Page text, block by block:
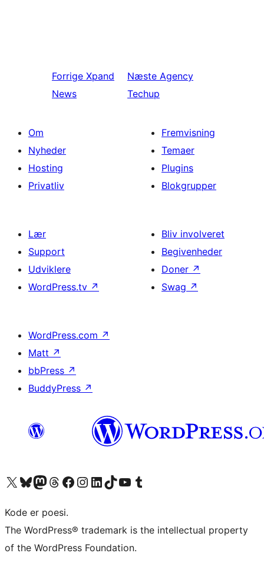
Forrige Xpand
News
Næste Agency
Techup
Om
Nyheder
Hosting
Privatliv
Fremvisning
Temaer
Plugins
Blokgrupper
Lær
Support
Udviklere
WordPress.tv ↗
Bliv involveret
Begivenheder
Doner ↗
Swag ↗
WordPress.com ↗
Matt ↗
bbPress ↗
BuddyPress ↗
Besøg vores X (tidligere Twitter) konto
Besøg vores Bluesky-konto
Besøg vores Mastodon konto
Besøg vores Threads-konto
Besøg vores Facebook sideBesøg vores Instagram konto
Besøg vores LinkedIn konto
Besøg vores TikTok-konto
Besøg vores YouTube-kanalBesøg vores Tumblr-konto
Kode er poesi.
The WordPress® trademark is the intellectual property
of the WordPress Foundation.